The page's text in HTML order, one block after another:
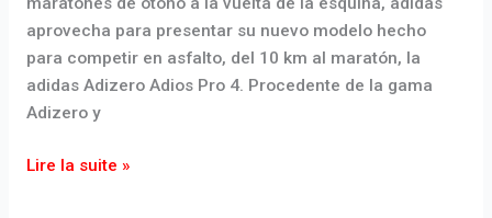
aprovecha para presentar su nuevo modelo hecho
para competir en asfalto, del 10 km al maratón, la
adidas Adizero Adios Pro 4. Procedente de la gama
Adizero y
Lire la suite »